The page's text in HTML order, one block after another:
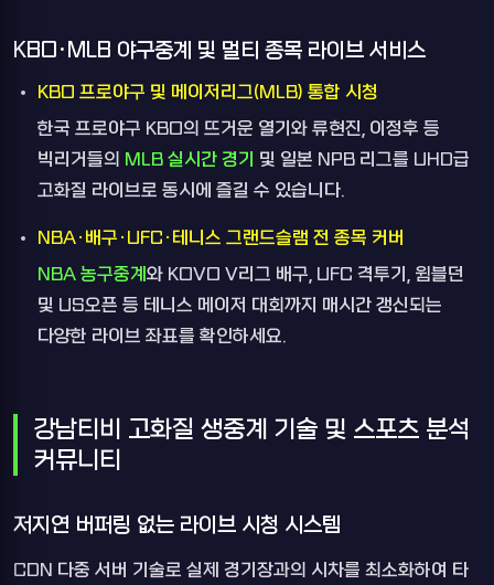
KBO·MLB 야구중계 및 멀티 종목 라이브 서비스
KBO 프로야구 및 메이저리그(MLB) 통합 시청
한국 프로야구 KBO의 뜨거운 열기와 류현진, 이정후 등
빅리거들의 MLB 실시간 경기 및 일본 NPB 리그를 UHD급
고화질 라이브로 동시에 즐길 수 있습니다.
NBA·배구·UFC·테니스 그랜드슬램 전 종목 커버
NBA 농구중계 와 KOVO V리그 배구, UFC 격투기, 윔블던
및 US오픈 등 테니스 메이저 대회까지 매시간 갱신되는
다양한 라이브 좌표를 확인하세요.
강남티비 고화질 생중계 기술 및 스포츠 분석
커뮤니티
저지연 버퍼링 없는 라이브 시청 시스템
CDN 다중 서버 기술로 실제 경기장과의 시차를 최소화하여 타